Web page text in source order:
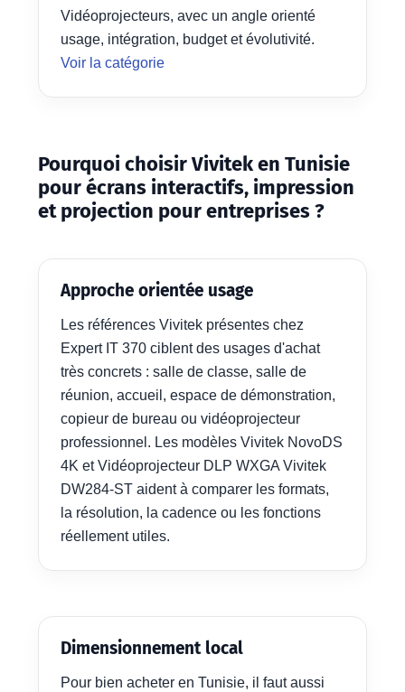
Vidéoprojecteurs, avec un angle orienté
usage, intégration, budget et évolutivité.
Voir la catégorie
Pourquoi choisir Vivitek en Tunisie
pour écrans interactifs, impression
et projection pour entreprises ?
Approche orientée usage
Les références Vivitek présentes chez
Expert IT 370 ciblent des usages d'achat
très concrets : salle de classe, salle de
réunion, accueil, espace de démonstration,
copieur de bureau ou vidéoprojecteur
professionnel. Les modèles Vivitek NovoDS
4K et Vidéoprojecteur DLP WXGA Vivitek
DW284-ST aident à comparer les formats,
la résolution, la cadence ou les fonctions
réellement utiles.
Dimensionnement local
Pour bien acheter en Tunisie, il faut aussi